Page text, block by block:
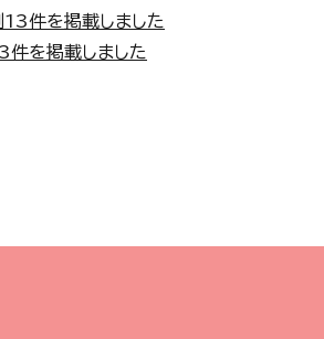
件を掲載しました
件を掲載しました